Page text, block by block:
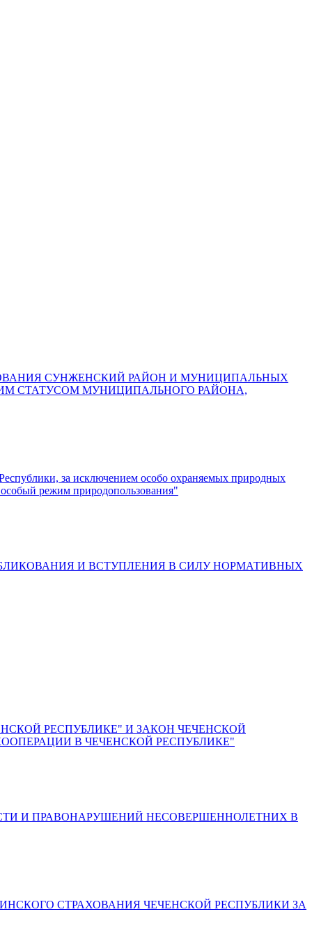
СУНЖЕНСКИЙ РАЙОН И МУНИЦИПАЛЬНЫХ
СТАТУСОМ МУНИЦИПАЛЬНОГО РАЙОНА,
за исключением особо охраняемых природных
особый режим природопользования"
И ВСТУПЛЕНИЯ В СИЛУ НОРМАТИВНЫХ
РЕСПУБЛИКЕ" И ЗАКОН ЧЕЧЕНСКОЙ
В ЧЕЧЕНСКОЙ РЕСПУБЛИКЕ"
И ПРАВОНАРУШЕНИЙ НЕСОВЕРШЕННОЛЕТНИХ В
СТРАХОВАНИЯ ЧЕЧЕНСКОЙ РЕСПУБЛИКИ ЗА